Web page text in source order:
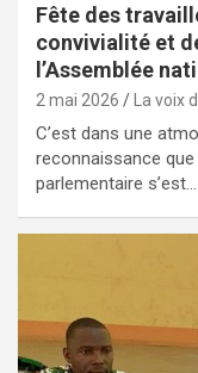
Fête des
convivialité et
l’Assemblée
2 mai 2026 La voix
C’est dans une
reconnaissance
parlementaire s’est…